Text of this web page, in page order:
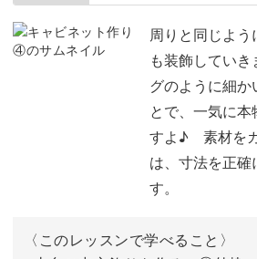
土台の周りに飾りをつける ( 1段目
土台の周りに飾る材料 ( 2段目 )
土台の周りに飾りをつける ( 2段
周りと同じよ
も装飾してい
グのように細か
とで、一気に本
すよ♪ 素材を
は、寸法を正
す。
〈このレッスンで学べること〉